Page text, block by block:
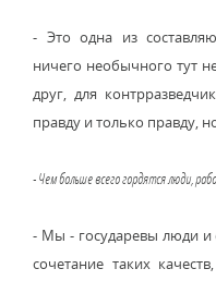
- Это одна из
ничего необычного тут
друг, для
правду и только правду,
- Чем больше всего гордятся люди,
- Мы - государевы люди и
сочетание таких